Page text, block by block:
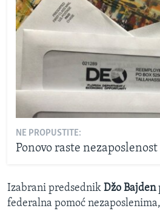
NE PROPUSTITE:
Ponovo raste nezaposlenost
Izabrani predsednik Džo Bajden
federalna pomoć